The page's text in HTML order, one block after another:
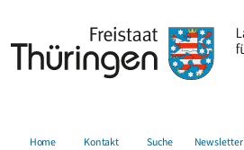
Home Kontakt Suche Newsletter